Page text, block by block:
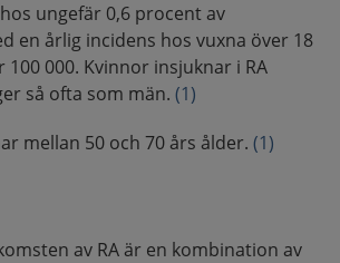
ungefär 0,6 procent av
en årlig incidens hos vuxna över 18
000. Kvinnor insjuknar i RA
så ofta som män. (1)
mellan 50 och 70 års ålder. (1)
av RA är en kombination av